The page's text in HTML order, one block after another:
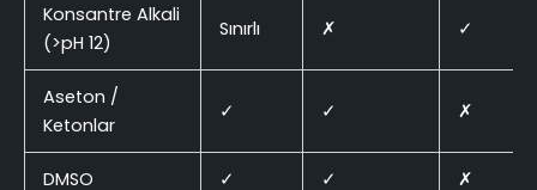
Konsantre Alkali
(>pH 12)
Sınırlı ✗ ✓
Aseton /
Ketonlar
✓ ✓ ✗
DMSO ✓ ✓ ✗